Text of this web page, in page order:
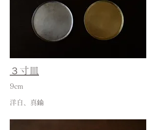
３寸皿
9cm
洋白、真鍮